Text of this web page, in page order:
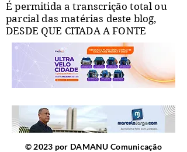
É permitida a transcrição total ou
parcial das matérias deste blog,
DESDE QUE CITADA A FONTE
© 2023 por DAMANU Comunicação